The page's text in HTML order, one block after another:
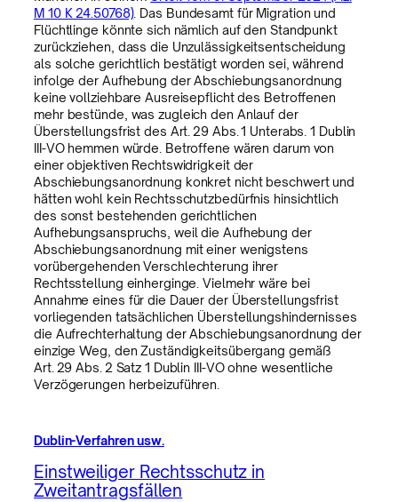
M 10 K 24.50768). Das Bundesamt für Migration und
Flüchtlinge könnte sich nämlich auf den Standpunkt
zurückziehen, dass die Unzulässigkeitsentscheidung
als solche gerichtlich bestätigt worden sei, während
infolge der Aufhebung der Abschiebungsanordnung
keine vollziehbare Ausreisepflicht des Betroffenen
mehr bestünde, was zugleich den Anlauf der
Überstellungsfrist des Art. 29 Abs. 1 Unterabs. 1 Dublin
III-VO hemmen würde. Betroffene wären darum von
einer objektiven Rechtswidrigkeit der
Abschiebungsanordnung konkret nicht beschwert und
hätten wohl kein Rechtsschutzbedürfnis hinsichtlich
des sonst bestehenden gerichtlichen
Aufhebungsanspruchs, weil die Aufhebung der
Abschiebungsanordnung mit einer wenigstens
vorübergehenden Verschlechterung ihrer
Rechtsstellung einherginge. Vielmehr wäre bei
Annahme eines für die Dauer der Überstellungsfrist
vorliegenden tatsächlichen Überstellungshindernisses
die Aufrechterhaltung der Abschiebungsanordnung der
einzige Weg, den Zuständigkeitsübergang gemäß
Art. 29 Abs. 2 Satz 1 Dublin III-VO ohne wesentliche
Verzögerungen herbeizuführen.
Dublin-Verfahren usw.
Einstweiliger Rechtsschutz in
Zweitantragsfällen